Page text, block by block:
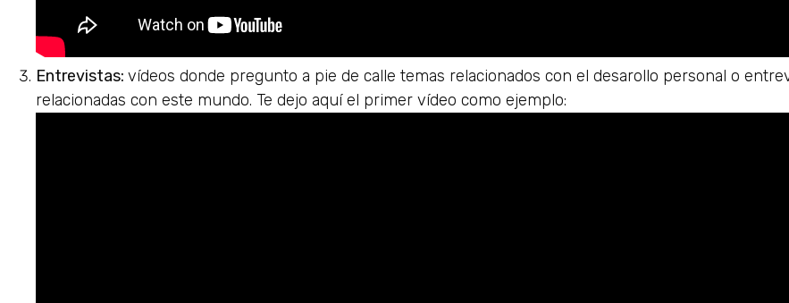
Entrevistas: vídeos donde pregunto a pie de calle temas relacionados con el desarollo personal o
relacionadas con este mundo. Te dejo aquí el primer vídeo como ejemplo: